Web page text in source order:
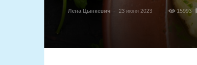
Лена Цынкевич - 23 июня 2023 15993